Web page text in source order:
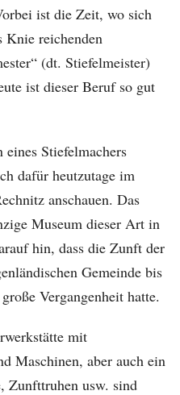
ist die Zeit, wo sich
Knie reichenden
(dt. Stiefelmeister)
ist dieser Beruf so gut
Stiefelmachers
dafür heutzutage im
anschauen. Das
Museum dieser Art in
hin, dass die Zunft der
Gemeinde bis
Vergangenheit hatte.
mit
Maschinen, aber auch ein
Zunfttruhen usw. sind